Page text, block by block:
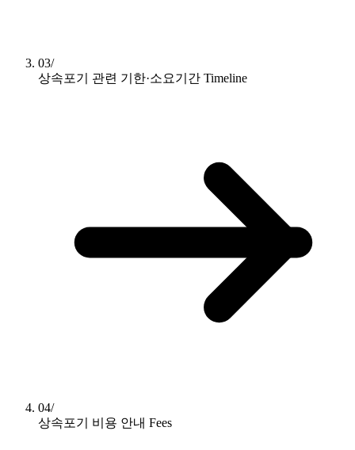
03/
상속포기 관련 기한·소요기간 Timeline
04/
상속포기 비용 안내 Fees